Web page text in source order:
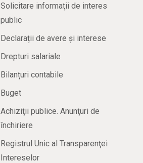
Solicitare informaţii de interes
public
Declarații de avere și interese
Drepturi salariale
Bilanțuri contabile
Buget
Achiziţii publice. Anunţuri de
închiriere
Registrul Unic al Transparenţei
Intereselor